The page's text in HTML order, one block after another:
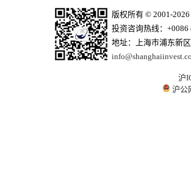
版权所有 © 2001-
投资咨询热线：+0086
地址：上海市浦东新
沪
沪公